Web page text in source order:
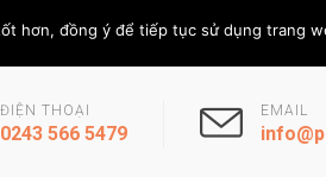
Thứ Năm, 6/8/
ĐIỆN THOẠI
0243 566 5479
EMAIL
hơn, đồng ý để tiếp tục sử dụng trang